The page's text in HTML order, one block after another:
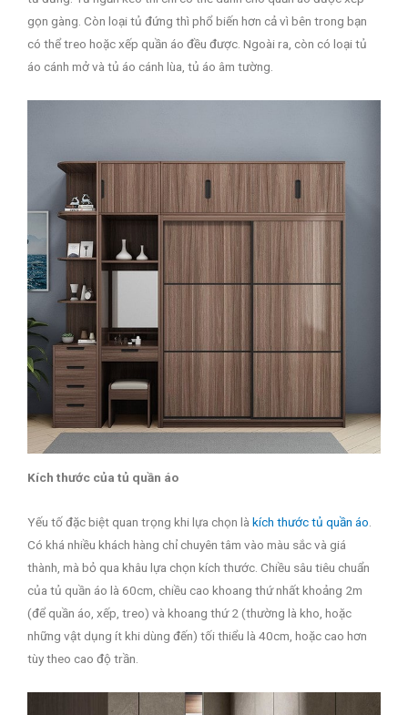
gọn gàng. Còn loại tủ đứng thì phổ biến hơn cả vì bên trong bạn
có thể treo hoặc xếp quần áo đều được. Ngoài ra, còn có loại tủ
áo cánh mở và tủ áo cánh lùa, tủ áo âm tường.
Kích thước của tủ quần áo
Yếu tố đặc biệt quan trọng khi lựa chọn là kích thước tủ quần áo
Có khá nhiều khách hàng chỉ chuyên tâm vào màu sắc và giá
thành, mà bỏ qua khâu lựa chọn kích thước. Chiều sâu tiêu chuẩn
của tủ quần áo là 60cm, chiều cao khoang thứ nhất khoảng 2m
(để quần áo, xếp, treo) và khoang thứ 2 (thường là kho, hoặc
những vật dụng ít khi dùng đến) tối thiểu là 40cm, hoặc cao hơn
tùy theo cao độ trần.